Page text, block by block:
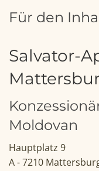
Für den
Salvator-
Moldovan
Hauptplatz 9
A - 7210